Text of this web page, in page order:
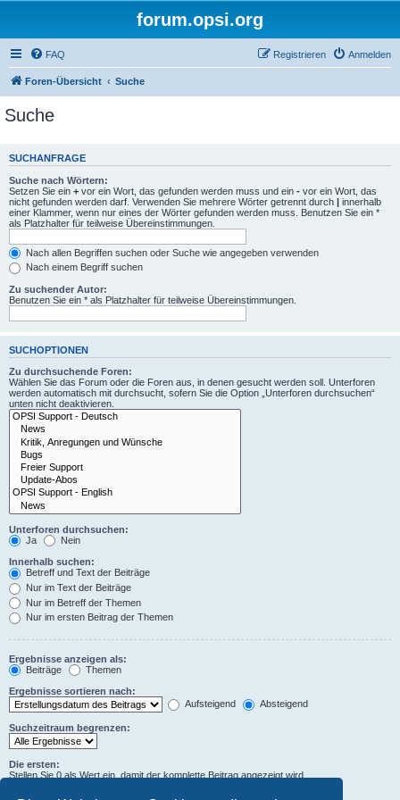
forum.opsi.org
FAQ Anmelden
Registrieren
Foren-Übersicht Suche
Suche
SUCHANFRAGE
Suche nach Wörtern:
Setzen Sie ein + vor ein Wort, das gefunden werden muss und ein - vor ein Wort, das
nicht gefunden werden darf. Verwenden Sie mehrere Wörter getrennt durch | innerhalb
einer Klammer, wenn nur eines der Wörter gefunden werden muss. Benutzen Sie ein *
als Platzhalter für teilweise Übereinstimmungen.
Nach allen Begriffen suchen oder Suche wie angegeben verwenden
Nach einem Begriff suchen
Zu suchender Autor:
Benutzen Sie ein * als Platzhalter für teilweise Übereinstimmungen.
SUCHOPTIONEN
Zu durchsuchende Foren:
Wählen Sie das Forum oder die Foren aus, in denen gesucht werden soll. Unterforen
werden automatisch mit durchsucht, sofern Sie die Option „Unterforen durchsuchen“
unten nicht deaktivieren.
Unterforen durchsuchen:
Ja
Nein
Innerhalb suchen:
Betreff und Text der Beiträge
Nur im Text der Beiträge
Nur im Betreff der Themen
Nur im ersten Beitrag der Themen
Ergebnisse anzeigen als:
Beiträge
Themen
Ergebnisse sortieren nach:
Aufsteigend
Absteigend
Suchzeitraum begrenzen:
Die ersten:
Stellen Sie 0 als Wert ein, damit der komplette Beitrag angezeigt wird.